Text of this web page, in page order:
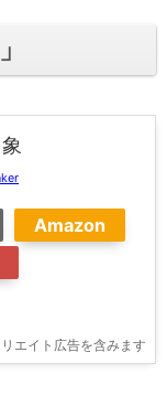
Amazon
エイト広告を含みます